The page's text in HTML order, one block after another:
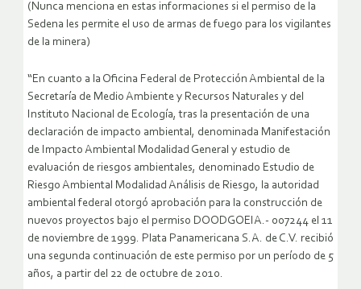
(Nunca menciona en estas informaciones si el permiso de la
Sedena les permite el uso de armas de fuego para los vigilantes
de la minera)
“En cuanto a la Oficina Federal de Protección Ambiental de la
Secretaría de Medio Ambiente y Recursos Naturales y del
Instituto Nacional de Ecología, tras la presentación de una
declaración de impacto ambiental, denominada Manifestación
de Impacto Ambiental Modalidad General y estudio de
evaluación de riesgos ambientales, denominado Estudio de
Riesgo Ambiental Modalidad Análisis de Riesgo, la autoridad
ambiental federal otorgó aprobación para la construcción de
nuevos proyectos bajo el permiso DOODGOEIA.- 007244 el 11
de noviembre de 1999. Plata Panamericana S.A. de C.V. recibió
una segunda continuación de este permiso por un período de 5
años, a partir del 22 de octubre de 2010.